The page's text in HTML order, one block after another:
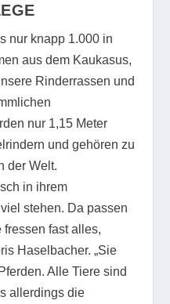
nur knapp 1.000 in
aus dem Kaukasus,
Rinderrassen und
nur 1,15 Meter
und gehören zu
der Welt.
in ihrem
stehen. Da passen
fast alles,
Haselbacher. „Sie
Alle Tiere sind
allerdings die